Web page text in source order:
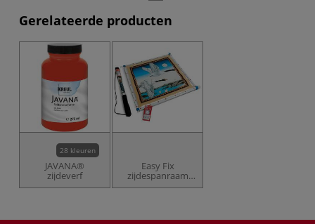
Gerelateerde producten
28 kleuren
JAVANA®
zijdeverf
Easy Fix
zijdespanraam
ASF 1